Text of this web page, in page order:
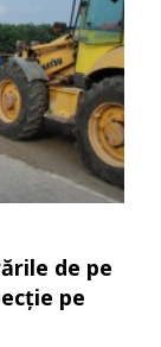
de pe
pe